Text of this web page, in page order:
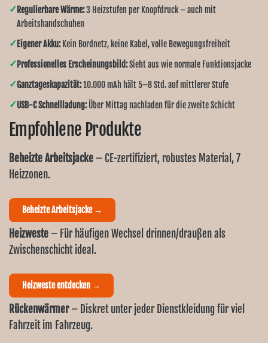
✓ Regulierbare Wärme:3 Heizstufen per Knopfdruck – auch mit
Arbeitshandschuhen
✓ Eigener Akku:Kein Bordnetz, keine Kabel, volle Bewegungsfreiheit
✓ Professionelles Erscheinungsbild:Sieht aus wie normale Funktionsjacke
✓Ganztageskapazität:10.000 mAh hält 5–8 Std. auf mittlerer Stufe
✓USB-C Schnellladung:Über Mittag nachladen für die zweite Schicht
Empfohlene Produkte
Beheizte Arbeitsjacke – CE-zertifiziert, robustes Material, 7
Heizzonen.
Beheizte Arbeitsjacke →
Heizweste – Für häufigen Wechsel drinnen/draußen als
Zwischenschicht ideal.
Heizweste entdecken →
Rückenwärmer– Diskret unter jeder Dienstkleidung für viel
Fahrzeit im Fahrzeug.